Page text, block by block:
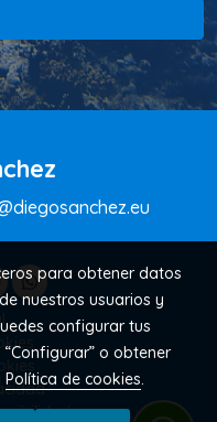
para obtener datos
nuestros usuarios y
configurar tus
o obtener
Política de cookies.